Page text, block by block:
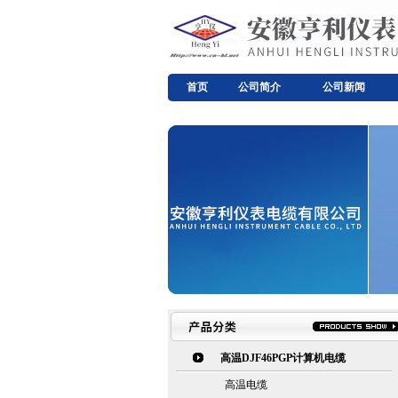
首页 公司简介 公司新闻
高温DJF46PGP计算机电缆
高温电缆